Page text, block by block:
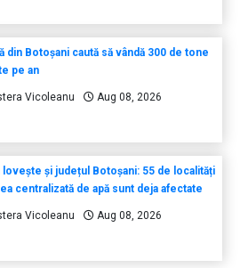
din Botoșani caută să vândă 300 de tone
pe an
Vicoleanu Aug 08, 2026
lovește și județul Botoșani: 55 de localități
centralizată de apă sunt deja afectate
Vicoleanu Aug 08, 2026